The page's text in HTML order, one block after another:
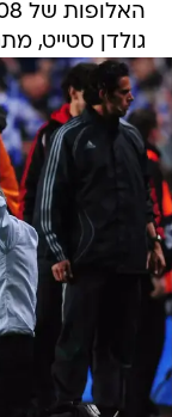
גולדן סטייט,